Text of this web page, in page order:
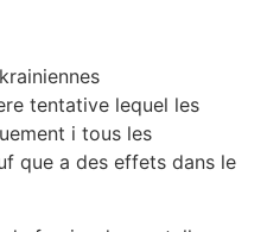
tentative lequel les
i tous les
que a des effets dans le